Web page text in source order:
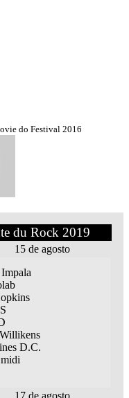
do Festival 2016
du Rock 2019
15 de agosto
D.C.